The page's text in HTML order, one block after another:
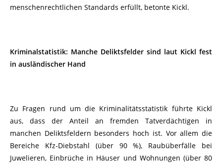
menschenrechtlichen Standards erfüllt, betonte Kickl.
Kriminalstatistik: Manche Deliktsfelder sind laut Kickl fest
in ausländischer Hand
Zu Fragen rund um die Kriminalitätsstatistik führte Kickl
aus, dass der Anteil an fremden Tatverdächtigen in
manchen Deliktsfeldern besonders hoch ist. Vor allem die
Bereiche Kfz-Diebstahl (über 90 %), Raubüberfälle bei
Juwelieren, Einbrüche in Häuser und Wohnungen (über 80